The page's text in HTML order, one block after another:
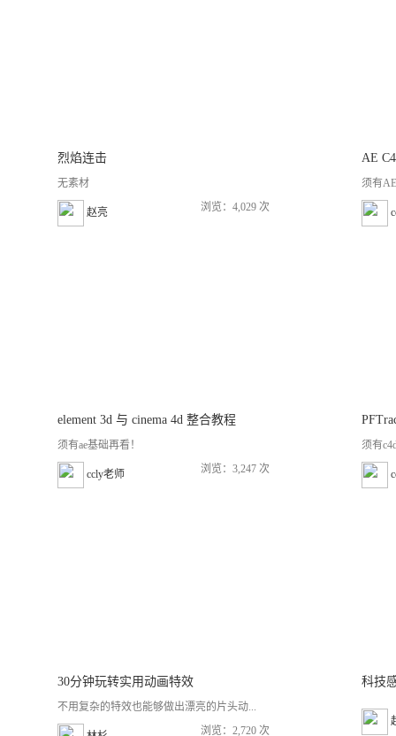
烈焰连击
无素材
赵亮 浏览：4,029 次
AE
须有
element 3d 与 cinema 4d 整合教程
须有ae基础再看！
ccly老师 浏览：3,247 次
须有
30分钟玩转实用动画特效
不用复杂的特效也能够做出漂亮的片头动...
浏览：2,720 次